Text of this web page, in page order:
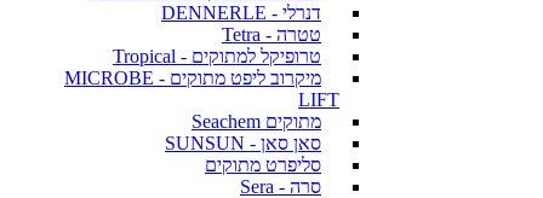
דנרלי - DENNERLE
טטרה - Tetra
טרופיקל למתוקים - Tropical
מיקרוב ליפט מתוקים - MICROBE
LIFT
מתוקים Seachem
סאן סאן - SUNSUN
סליפרט מתוקים
סרה - Sera